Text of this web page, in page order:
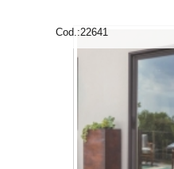
Cod.:22641